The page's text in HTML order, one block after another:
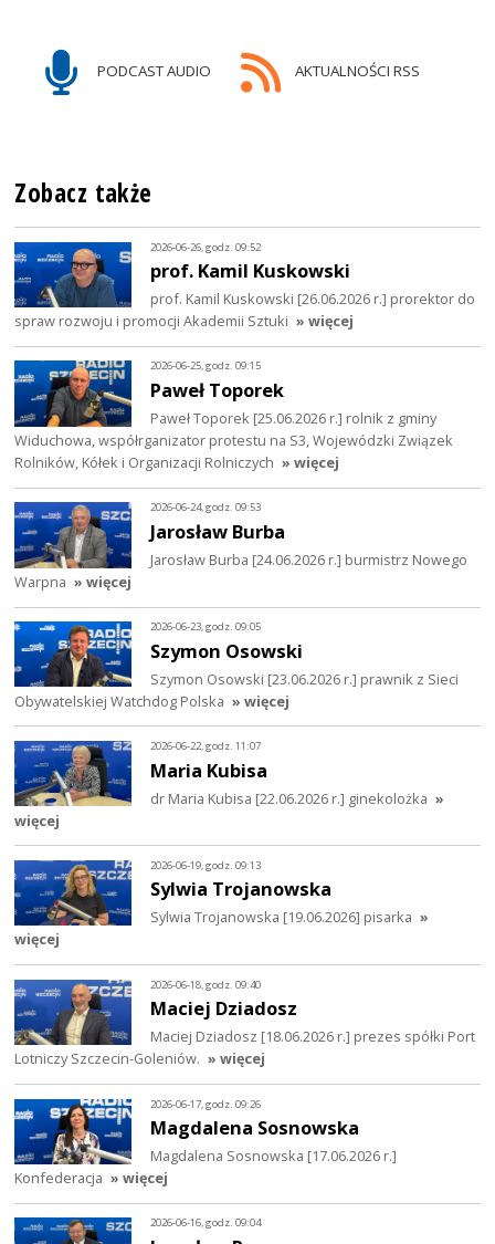
PODCAST AUDIO AKTUALNOŚCI RSS
Zobacz także
2026-06-26, godz. 09:52
prof. Kamil Kuskowski
prof. Kamil Kuskowski [26.06.2026 r.] prorektor do
spraw rozwoju i promocji Akademii Sztuki » więcej
2026-06-25, godz. 09:15
Paweł Toporek
Paweł Toporek [25.06.2026 r.] rolnik z gminy
Widuchowa, współrganizator protestu na S3, Wojewódzki Związek
Rolników, Kółek i Organizacji Rolniczych » więcej
2026-06-24, godz. 09:53
Jarosław Burba
Jarosław Burba [24.06.2026 r.] burmistrz Nowego
Warpna » więcej
2026-06-23, godz. 09:05
Szymon Osowski
Szymon Osowski [23.06.2026 r.] prawnik z Sieci
Obywatelskiej Watchdog Polska » więcej
2026-06-22, godz. 11:07
Maria Kubisa
dr Maria Kubisa [22.06.2026 r.] ginekolożka »
więcej
2026-06-19, godz. 09:13
Sylwia Trojanowska
Sylwia Trojanowska [19.06.2026] pisarka »
więcej
2026-06-18, godz. 09:40
Maciej Dziadosz
Maciej Dziadosz [18.06.2026 r.] prezes spółki Port
Lotniczy Szczecin-Goleniów. » więcej
2026-06-17, godz. 09:26
Magdalena Sosnowska
Magdalena Sosnowska [17.06.2026 r.]
Konfederacja » więcej
2026-06-16, godz. 09:04